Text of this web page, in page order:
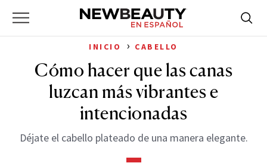
Primary
NewBeauty
for:
INICIO › CABELLO
Cómo hacer que las canas
luzcan más vibrantes e
intencionadas
Déjate el cabello plateado de una manera elegante.